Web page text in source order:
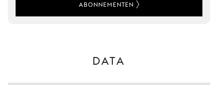
ABONNEMENTEN
DATA